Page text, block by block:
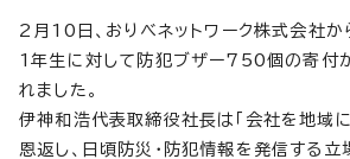
2月10日、おりべネットワーク株式会社
1年生に対して防犯ブザー750個の寄付
れました。
伊神和浩代表取締役社長は「会社を地域
恩返し、日頃防災・防犯情報を発信する立